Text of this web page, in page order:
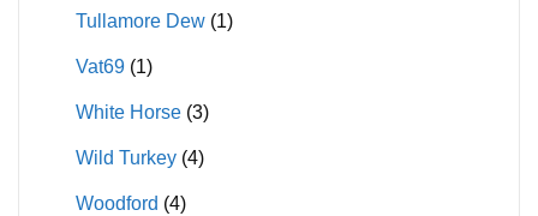
Tullamore Dew (1)
Vat69 (1)
White Horse (3)
Wild Turkey (4)
Woodford (4)